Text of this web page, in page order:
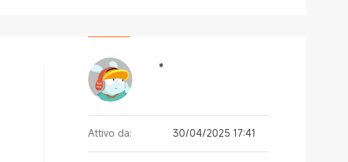
*
Attivo da: 30/04/2025 17:41